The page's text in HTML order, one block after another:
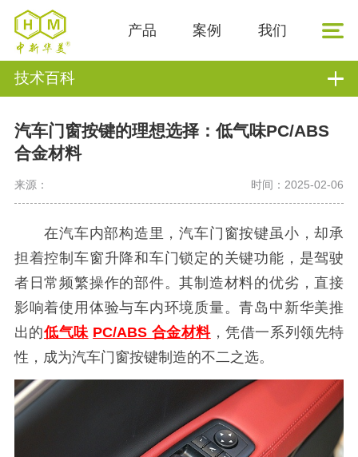
产品 案例 我们
技术百科
汽车门窗按键的理想选择：低气味PC/ABS
合金材料
来源： 时间：2025-02-06
在汽车内部构造里，汽车门窗按键虽小，却承
担着控制车窗升降和车门锁定的关键功能，是驾驶
者日常频繁操作的部件。其制造材料的优劣，直接
影响着使用体验与车内环境质量。青岛中新华美推
出的低气味 PC/ABS 合金材料，凭借一系列领先特
性，成为汽车门窗按键制造的不二之选。